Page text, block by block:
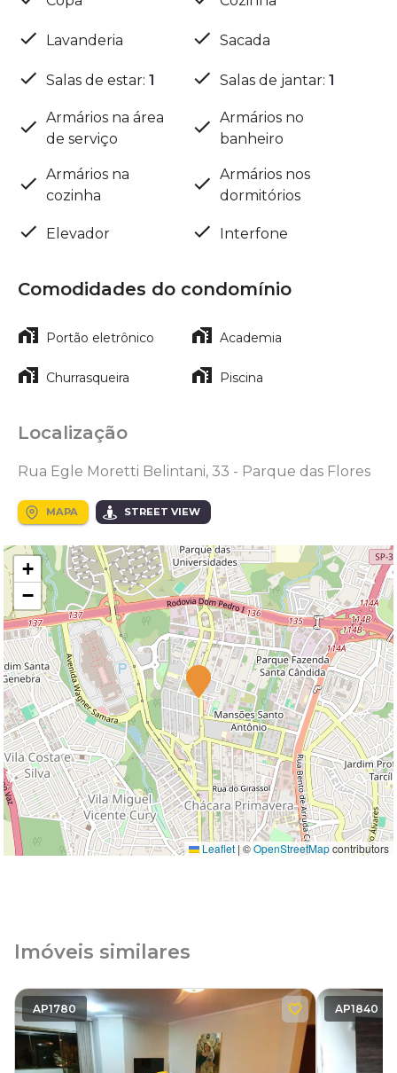
Lavanderia Sacada
Salas de estar: 1 Salas de jantar: 1
Armários na área
de serviço
Armários no
banheiro
Armários na
cozinha
Armários nos
dormitórios
Elevador Interfone
Comodidades do condomínio
Portão eletrônico Academia
Churrasqueira Piscina
Localização
Rua Egle Moretti Belintani, 33 - Parque das Flores
MAPA STREET VIEW
+
−
Leaflet | ©OpenStreetMapcontributors
Imóveis similares
AP1780 AP1840